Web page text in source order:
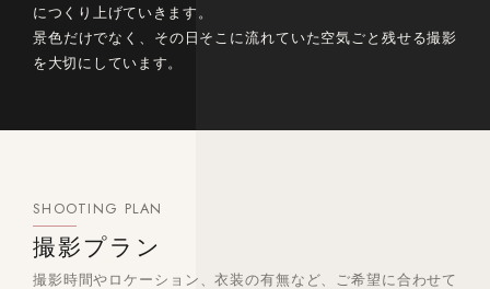
につくり上げていきます。
景色だけでなく、その日そこに流れていた空気ごと残せる撮影
を大切にしています。
SHOOTING PLAN
撮影プラン
撮影時間やロケーション、衣装の有無など、ご希望に合わせて